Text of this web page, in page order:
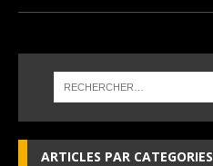
ARTICLES PAR CATEGORIES